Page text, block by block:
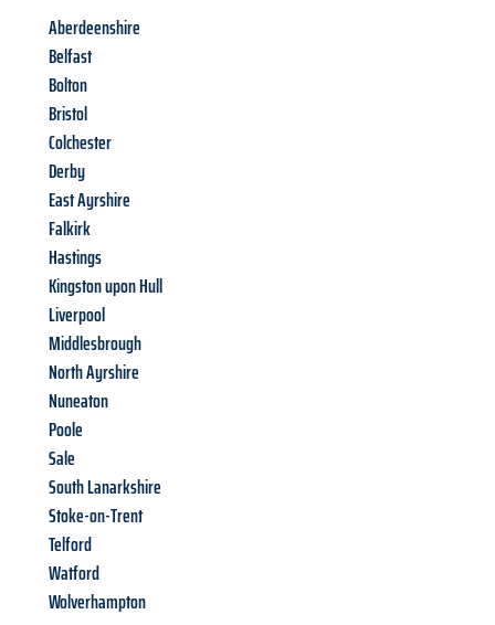
Aberdeenshire
Belfast
Bolton
Bristol
Colchester
Derby
East Ayrshire
Falkirk
Hastings
Kingston upon Hull
Liverpool
Middlesbrough
North Ayrshire
Nuneaton
Poole
Sale
South Lanarkshire
Stoke-on-Trent
Telford
Watford
Wolverhampton